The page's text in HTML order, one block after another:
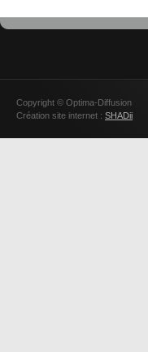
Copyright © Optima-Diffusion
Création site internet : SHADii